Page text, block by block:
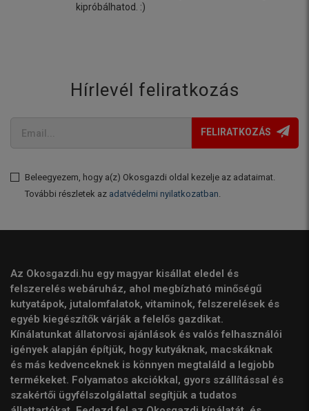
kipróbálhatod. :)
Hírlevél feliratkozás
FELIRATKOZÁS
Beleegyezem, hogy a(z) Okosgazdi oldal kezelje az adataimat.
További részletek az adatvédelmi nyilatkozatban.
Az Okosgazdi.hu egy magyar kisállat eledel és
felszerelés webáruház, ahol megbízható minőségű
kutyatápok, jutalomfalatok, vitaminok, felszerelések és
egyéb kiegészítők várják a felelős gazdikat.
Kínálatunkat állatorvosi ajánlások és valós felhasználói
igények alapján építjük, hogy kutyáknak, macskáknak
és más kedvenceknek is könnyen megtaláld a legjobb
termékeket. Folyamatos akciókkal, gyors szállítással és
szakértői ügyfélszolgálattal segítjük a tudatos